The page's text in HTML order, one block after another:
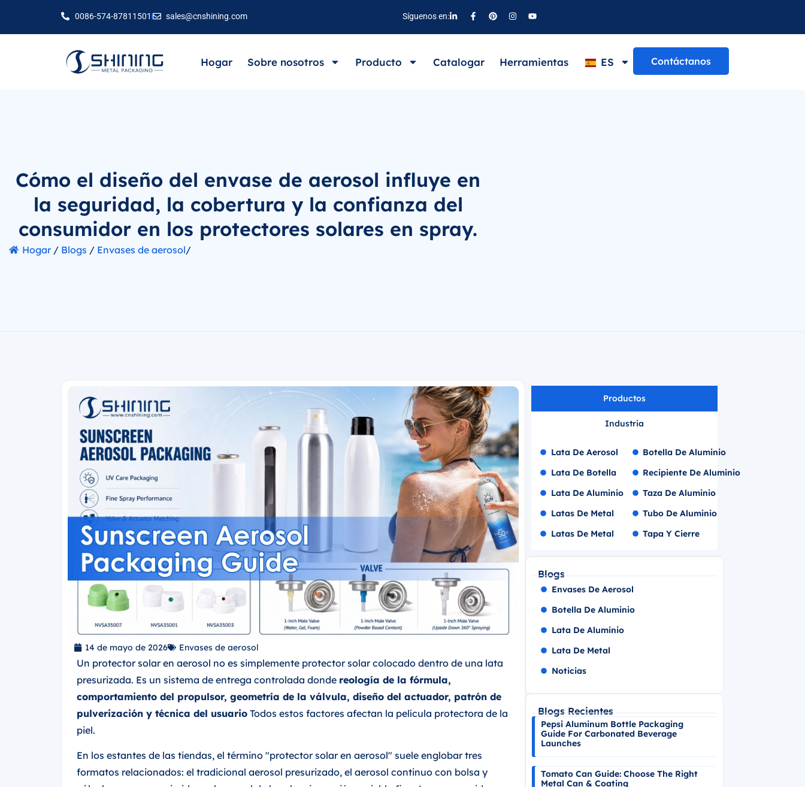
0086-574-87811501 sales@cnshining.com Síguenos en:
Hogar Sobre nosotros Producto Catalogar Herramientas ES Contáctanos
Cómo el diseño del envase de aerosol influye en
la seguridad, la cobertura y la confianza del
consumidor en los protectores solares en spray.
Hogar/ Blogs / Envases de aerosol/
14 de mayo de 2026 Envases de aerosol
Un protector solar en aerosol no es simplemente protector solar colocado dentro de una lata
presurizada. Es un sistema de entrega controlada donde reología de la fórmula,
comportamiento del propulsor, geometría de la válvula, diseño del actuador, patrón de
pulverización y técnica del usuario Todos estos factores afectan la película protectora de la
piel.
En los estantes de las tiendas, el término "protector solar en aerosol" suele englobar tres
formatos relacionados: el tradicional aerosol presurizado, el aerosol continuo con bolsa y
Productos
Industria
Lata De Aerosol
Lata De Botella
Lata De Aluminio
Latas De Metal
Latas De Metal
Botella De Aluminio
Recipiente De Aluminio
Taza De Aluminio
Tubo De Aluminio
Tapa Y Cierre
Blogs
Envases De Aerosol
Botella De Aluminio
Lata De Aluminio
Lata De Metal
Noticias
Blogs Recientes
Pepsi Aluminum Bottle Packaging
Guide For Carbonated Beverage
Launches
Tomato Can Guide: Choose The Right
Metal Can & Coating